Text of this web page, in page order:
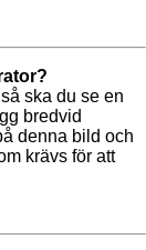
ska du se en
bredvid
denna bild och
krävs för att